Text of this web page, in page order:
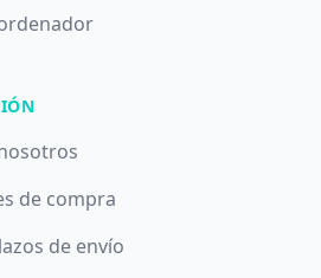
de compra
de envío